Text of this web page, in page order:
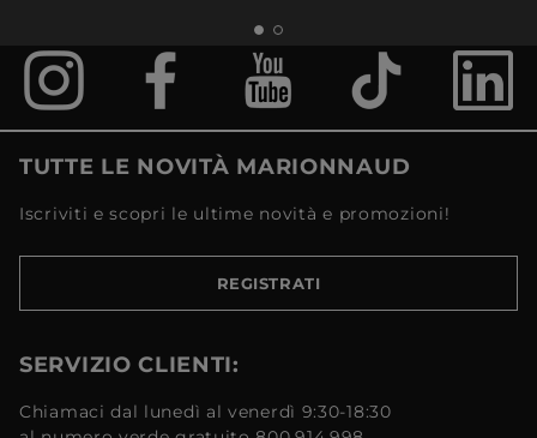
TUTTE LE NOVITÀ MARIONNAUD
Iscriviti e scopri le ultime novità e promozioni!
REGISTRATI
SERVIZIO CLIENTI:
Chiamaci dal lunedì al venerdì 9:30-18:30